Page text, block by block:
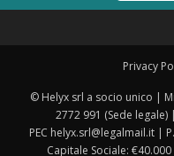
Privacy
© Helyx srl a socio unico |
2772 991 (Sede
PEC helyx.srl@legalmail.it |
Capitale Sociale: